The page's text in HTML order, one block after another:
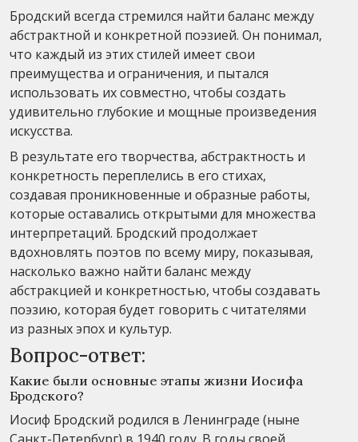
Бродский всегда стремился найти баланс между
абстрактной и конкретной поэзией. Он понимал,
что каждый из этих стилей имеет свои
преимущества и ограничения, и пытался
использовать их совместно, чтобы создать
удивительно глубокие и мощные произведения
искусства.
В результате его творчества, абстрактность и
конкретность переплелись в его стихах,
создавая проникновенные и образные работы,
которые оставались открытыми для множества
интерпретаций. Бродский продолжает
вдохновлять поэтов по всему миру, показывая,
насколько важно найти баланс между
абстракцией и конкретностью, чтобы создавать
поэзию, которая будет говорить с читателями
из разных эпох и культур.
Вопрос-ответ:
Какие были основные этапы жизни Иосифа
Бродского?
Иосиф Бродский родился в Ленинграде (ныне
Санкт-Петербург) в 1940 году. В годы своей